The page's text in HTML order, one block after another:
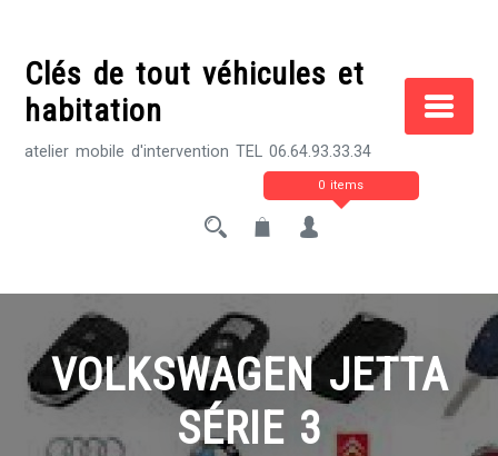
contentClés de tout véhicules et
habitation
atelier mobile d'intervention TEL 06.64.93.33.34
0 items
VOLKSWAGEN JETTA
SÉRIE 3